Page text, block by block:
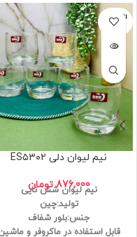
اتمام مو
جودی
نیم لیوان دلی ES۵۳۰۲
876,000 تومان
نیم لیوان شش تایی
تولید:چین
جنس:بلور شفاف
قابل استفاده در ماکروفر و